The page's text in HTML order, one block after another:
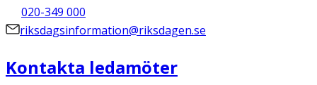
020-349 000
riksdagsinformation@riksdagen.se
Kontakta ledamöter